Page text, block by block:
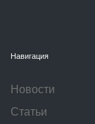
Навигация
Новости
Статьи